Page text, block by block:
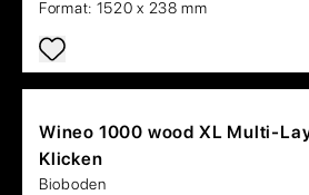
Format: 1520 x 238 mm
Wineo 1000 wood XL Multi-
Klicken
Bioboden